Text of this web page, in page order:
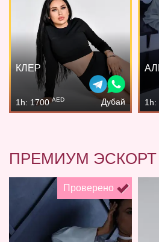
КЛЕР
1h: 1700AED Дубай 1h:
ПРЕМИУМ ЭСКОРТ
Проверено